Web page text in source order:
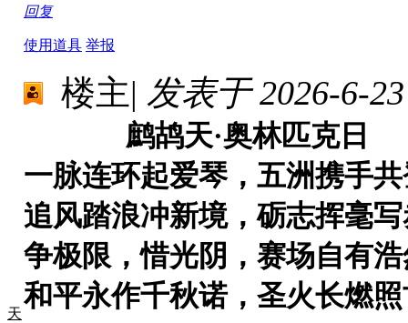
回复
使用道具 举报
天
楼主| 发表于 2026-6-
鹧鸪天·奥林匹克日
一脉连环起爱琴，五洲携手
追风踏浪冲新境，砺志挥毫
争极限，惜光阴，赛场自有
和平永作千秋诺，圣火长燃